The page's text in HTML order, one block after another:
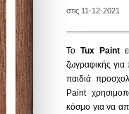
στις 11-12-2021
ΤοTux Paint
ζωγραφικής για
παιδιά
Paint
κόσμο για να